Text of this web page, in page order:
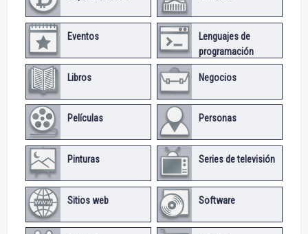
Eventos
Lenguajes de
programación
Libros Negocios
Películas Personas
Pinturas Series de televisión
Sitios web Software